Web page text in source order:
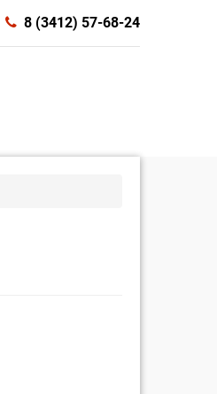
8 (3412) 57-68-24